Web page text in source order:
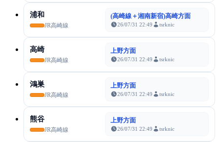
浦和
JR高崎線
(高崎線＋湘南新宿)高崎方面
26/07/31 22:49 tsrknic
高崎
JR高崎線
上野方面
26/07/31 22:49 tsrknic
鴻巣
JR高崎線
上野方面
26/07/31 22:49 tsrknic
熊谷
JR高崎線
上野方面
26/07/31 22:49 tsrknic